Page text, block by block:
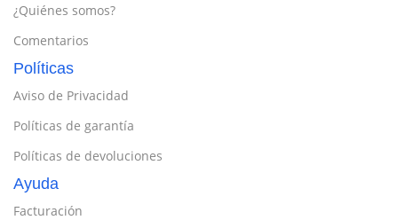
¿Quiénes somos?
Comentarios
Políticas
Aviso de Privacidad
Políticas de garantía
Políticas de devoluciones
Ayuda
Facturación